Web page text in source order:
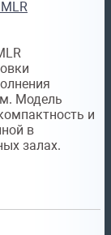
Модель
и
в
залах.